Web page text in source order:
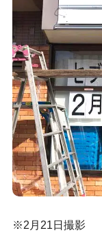
※2月21日撮影